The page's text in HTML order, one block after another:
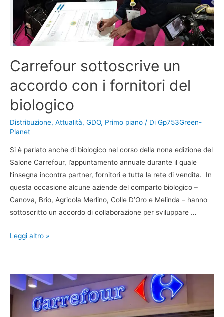
Carrefour sottoscrive un
accordo con i fornitori del
biologico
Distribuzione, Attualità, GDO, Primo piano / Di Gp753Green-
Planet
Si è parlato anche di biologico nel corso della nona edizione del
Salone Carrefour, l’appuntamento annuale durante il quale
l’insegna incontra partner, fornitori e tutta la rete di vendita. In
questa occasione alcune aziende del comparto biologico –
Canova, Brio, Agricola Merlino, Colle D’Oro e Melinda – hanno
sottoscritto un accordo di collaborazione per sviluppare …
Leggi altro »